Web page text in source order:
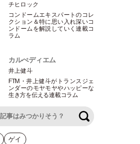
チヒロック
コンドームエキスパートのコレ
クション＆特に思い入れ深いコ
ンドームを解説していく連載コ
ラム
カルぺディエム
井上健斗
FTM ・井上健斗がトランスジェ
ンダーのモヤモヤやハッピーな
生き方を伝える連載コラム
ゲイ